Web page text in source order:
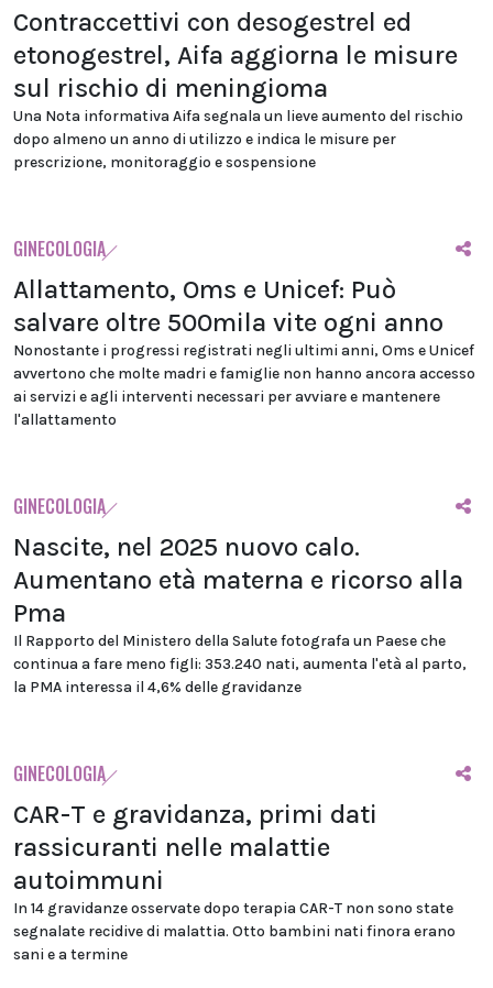
Contraccettivi con desogestrel ed
etonogestrel, Aifa aggiorna le misure
sul rischio di meningioma
Una Nota informativa Aifa segnala un lieve aumento del rischio
dopo almeno un anno di utilizzo e indica le misure per
prescrizione, monitoraggio e sospensione
GINECOLOGIA
Allattamento, Oms e Unicef: Può
salvare oltre 500mila vite ogni anno
Nonostante i progressi registrati negli ultimi anni, Oms e Unicef
avvertono che molte madri e famiglie non hanno ancora accesso
ai servizi e agli interventi necessari per avviare e mantenere
l'allattamento
GINECOLOGIA
Nascite, nel 2025 nuovo calo.
Aumentano età materna e ricorso alla
Pma
Il Rapporto del Ministero della Salute fotografa un Paese che
continua a fare meno figli: 353.240 nati, aumenta l'età al parto,
la PMA interessa il 4,6% delle gravidanze
GINECOLOGIA
CAR-T e gravidanza, primi dati
rassicuranti nelle malattie
autoimmuni
In 14 gravidanze osservate dopo terapia CAR-T non sono state
segnalate recidive di malattia. Otto bambini nati finora erano
sani e a termine